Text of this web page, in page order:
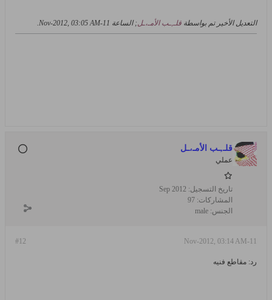
التعديل الأخير تم بواسطة قلـ,ـب الأمـ،ـل; الساعة 11-Nov-2012, 03:05 AM
.
قلـ,ـب الأمـ،ـل
عملي
تاريخ التسجيل: Sep 2012
المشاركات: 97
الجنس: male
#12 11-Nov-2012, 03:14 AM
رد: مقاطع فنيه